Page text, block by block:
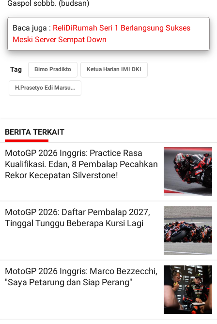
Gaspol sobbb. (budsan)
Baca juga : ReliDiRumah Seri 1 Berlangsung Sukses
Meski Server Sempat Down
Tag Bimo Pradikto Ketua Harian IMI DKI
H.Prasetyo Edi Marsudi
BERITA TERKAIT
MotoGP 2026 Inggris: Practice Rasa
Kualifikasi. Edan, 8 Pembalap Pecahkan
Rekor Kecepatan Silverstone!
MotoGP 2026: Daftar Pembalap 2027,
Tinggal Tunggu Beberapa Kursi Lagi
MotoGP 2026 Inggris: Marco Bezzecchi,
"Saya Petarung dan Siap Perang"